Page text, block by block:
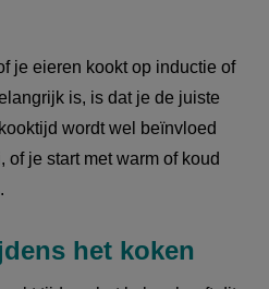
je eieren kookt op inductie of
is, is dat je de juiste
wordt wel beïnvloed
of je start met warm of koud
het koken